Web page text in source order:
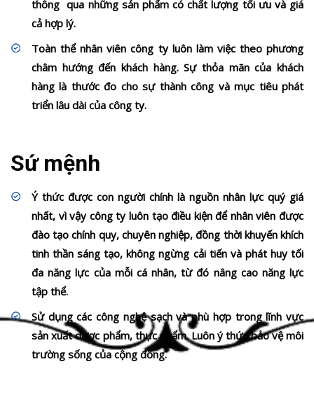
thông qua những sản phẩm có chất lượng tối ưu và giá
cả hợp lý.
Toàn thể nhân viên công ty luôn làm việc theo phương
châm hướng đến khách hàng. Sự thỏa mãn của khách
hàng là thước đo cho sự thành công và mục tiêu phát
triển lâu dài của công ty.
Sứ mệnh
Ý thức được con người chính là nguồn nhân lực quý giá
nhất, vì vậy công ty luôn tạo điều kiện để nhân viên được
đào tạo chính quy, chuyên nghiệp, đồng thời khuyến khích
tinh thần sáng tạo, không ngừng cải tiến và phát huy tối
đa năng lực của mỗi cá nhân, từ đó nâng cao năng lực
tập thể.
Sử dụng các công nghệ sạch và phù hợp trong lĩnh vực
sản xuất dược phẩm, thực phẩm. Luôn ý thức bảo vệ môi
trường sống của cộng đồng.